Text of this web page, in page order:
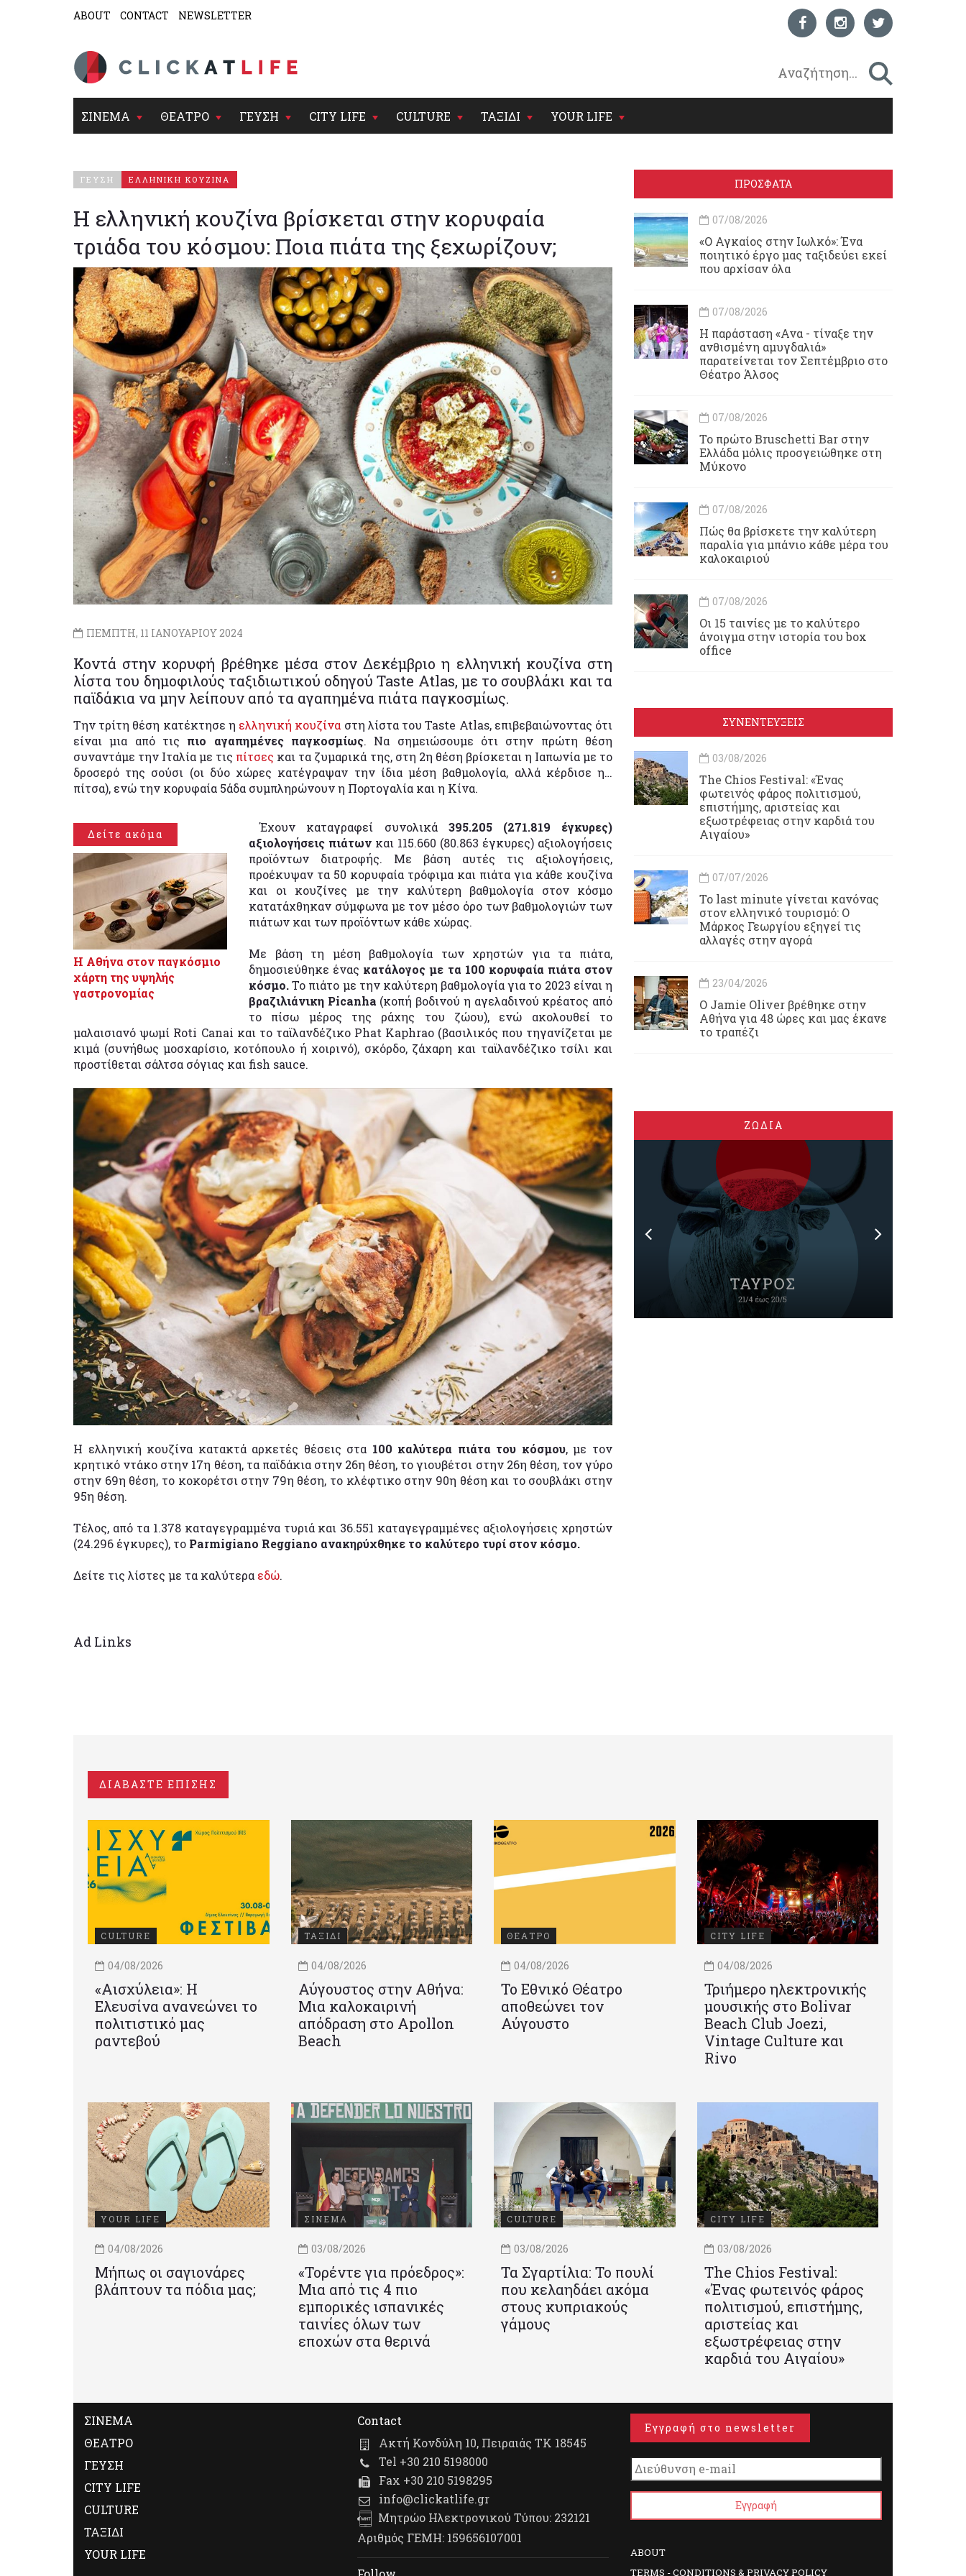
ABOUT CONTACT NEWSLETTER
ΣΙΝΕΜΑ ΘΕΑΤΡΟ ΓΕΥΣΗ CITY LIFE CULTURE ΤΑΞΙΔΙ YOUR LIFE
ΓΕΥΣΗ ΕΛΛΗΝΙΚΗ ΚΟΥΖΙΝΑ
Η ελληνική κουζίνα βρίσκεται στην κορυφαία
τριάδα του κόσμου: Ποια πιάτα της ξεχωρίζουν;
ΠΕΜΠΤΗ, 11 ΙΑΝΟΥΑΡΙΟΥ 2024
Κοντά στην κορυφή βρέθηκε μέσα στον Δεκέμβριο η ελληνική κουζίνα στη
λίστα του δημοφιλούς ταξιδιωτικού οδηγού Taste Atlas, με το σουβλάκι και τα
παϊδάκια να μην λείπουν από τα αγαπημένα πιάτα παγκοσμίως.
Την τρίτη θέση κατέκτησε η ελληνική κουζίνα στη λίστα του Taste Atlas, επιβεβαιώνοντας ότι
είναι μια από τις πιο αγαπημένες παγκοσμίως. Να σημειώσουμε ότι στην πρώτη θέση
συναντάμε την Ιταλία με τις πίτσες και τα ζυμαρικά της, στη 2η θέση βρίσκεται η Ιαπωνία με το
δροσερό της σούσι (οι δύο χώρες κατέγραψαν την ίδια μέση βαθμολογία, αλλά κέρδισε η…
πίτσα), ενώ την κορυφαία 5άδα συμπληρώνουν η Πορτογαλία και η Κίνα.
Δείτε ακόμα
Η Αθήνα στον παγκόσμιο
χάρτη της υψηλής
γαστρονομίας
Έχουν καταγραφεί συνολικά 395.205 (271.819 έγκυρες)
αξιολογήσεις πιάτων και 115.660 (80.863 έγκυρες) αξιολογήσεις
προϊόντων διατροφής. Με βάση αυτές τις αξιολογήσεις,
προέκυψαν τα 50 κορυφαία τρόφιμα και πιάτα για κάθε κουζίνα
και οι κουζίνες με την καλύτερη βαθμολογία στον κόσμο
κατατάχθηκαν σύμφωνα με τον μέσο όρο των βαθμολογιών των
πιάτων και των προϊόντων κάθε χώρας.
Με βάση τη μέση βαθμολογία των χρηστών για τα πιάτα,
δημοσιεύθηκε ένας κατάλογος με τα 100 κορυφαία πιάτα στον
κόσμο.Το πιάτο με την καλύτερη βαθμολογία για το 2023 είναι η
βραζιλιάνικη Picanha (κοπή βοδινού η αγελαδινού κρέατος από
το πίσω μέρος της ράχης του ζώου), ενώ ακολουθεί το
μαλαισιανό ψωμί Roti Canai και το ταϊλανδέζικο Phat Kaphrao (βασιλικός που τηγανίζεται με
κιμά (συνήθως μοσχαρίσιο, κοτόπουλο ή χοιρινό), σκόρδο, ζάχαρη και ταϊλανδέζικο τσίλι και
προστίθεται σάλτσα σόγιας και fish sauce.
Η ελληνική κουζίνα κατακτά αρκετές θέσεις στα 100 καλύτερα πιάτα του κόσμου, με τον
κρητικό ντάκο στην 17η θέση, τα παϊδάκια στην 26η θέση, το γιουβέτσι στην 26η θέση, τον γύρο
στην 69η θέση, το κοκορέτσι στην 79η θέση, το κλέφτικο στην 90η θέση και το σουβλάκι στην
95η θέση.
Τέλος, από τα 1.378 καταγεγραμμένα τυριά και 36.551 καταγεγραμμένες αξιολογήσεις χρηστών
(24.296 έγκυρες), το Parmigiano Reggiano ανακηρύχθηκε το καλύτερο τυρί στον κόσμο.
Δείτε τις λίστες με τα καλύτερα εδώ.
Ad Links
ΠΡΟΣΦΑΤΑ
07/08/2026
«Ο Αγκαίος στην Ιωλκό»: Ένα
ποιητικό έργο μας ταξιδεύει εκεί
που αρχίσαν όλα
07/08/2026
Η παράσταση «Ανα - τίναξε την
ανθισμένη αμυγδαλιά»
παρατείνεται τον Σεπτέμβριο στο
Θέατρο Άλσος
07/08/2026
Το πρώτο Bruschetti Bar στην
Ελλάδα μόλις προσγειώθηκε στη
Μύκονο
07/08/2026
Πώς θα βρίσκετε την καλύτερη
παραλία για μπάνιο κάθε μέρα του
καλοκαιριού
07/08/2026
Οι 15 ταινίες με το καλύτερο
άνοιγμα στην ιστορία του box
office
ΣΥΝΕΝΤΕΥΞΕΙΣ
03/08/2026
Τhe Chios Festival: «Ένας
φωτεινός φάρος πολιτισμού,
επιστήμης, αριστείας και
εξωστρέφειας στην καρδιά του
Αιγαίου»
07/07/2026
Το last minute γίνεται κανόνας
στον ελληνικό τουρισμό: Ο
Μάρκος Γεωργίου εξηγεί τις
αλλαγές στην αγορά
23/04/2026
Ο Jamie Oliver βρέθηκε στην
Αθήνα για 48 ώρες και μας έκανε
το τραπέζι
ΖΩΔΙΑ
ΔΙΑΒΑΣΤΕ ΕΠΙΣΗΣ
CULTURE
04/08/2026
«Αισχύλεια»: Η
Ελευσίνα ανανεώνει το
πολιτιστικό μας
ραντεβού
ΤΑΞΙΔΙ
04/08/2026
Αύγουστος στην Αθήνα:
Μια καλοκαιρινή
απόδραση στο Apollon
Beach
ΘΕΑΤΡΟ
04/08/2026
Το Εθνικό Θέατρο
αποθεώνει τον
Αύγουστο
CITY LIFE
04/08/2026
Τριήμερο ηλεκτρονικής
μουσικής στο Bolivar
Beach Club Joezi,
Vintage Culture και
Rivo
YOUR LIFE
04/08/2026
Μήπως οι σαγιονάρες
βλάπτουν τα πόδια μας;
ΣΙΝΕΜΑ
03/08/2026
«Τορέντε για πρόεδρος»:
Mια από τις 4 πιο
εμπορικές ισπανικές
ταινίες όλων των
εποχών στα θερινά
CULTURE
03/08/2026
Τα Σγαρτίλια: Το πουλί
που κελαηδάει ακόμα
στους κυπριακούς
γάμους
CITY LIFE
03/08/2026
Τhe Chios Festival:
«Ένας φωτεινός φάρος
πολιτισμού, επιστήμης,
αριστείας και
εξωστρέφειας στην
καρδιά του Αιγαίου»
ΣΙΝΕΜΑ
ΘΕΑΤΡΟ
ΓΕΥΣΗ
CITY LIFE
CULTURE
ΤΑΞΙΔΙ
YOUR LIFE
Contact
Ακτή Κονδύλη 10, Πειραιάς ΤΚ 18545
Tel +30 210 5198000
Fax +30 210 5198295
info@clickatlife.gr
Μητρώο Ηλεκτρονικού Τύπου: 232121
Αριθμός ΓΕΜΗ: 159656107001
Εγγραφή στο newsletter
ABOUT
TERMS - CONDITIONS & PRIVACY POLICY